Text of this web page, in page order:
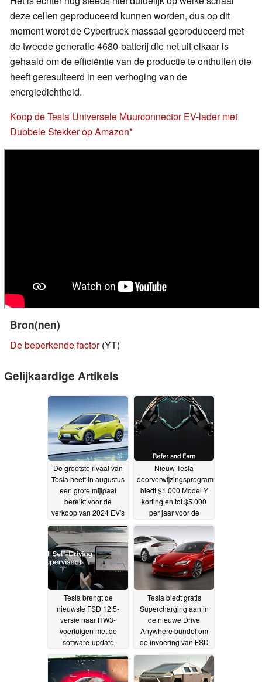
deze cellen geproduceerd kunnen worden, dus op dit
moment wordt de Cybertruck massaal geproduceerd met
de tweede generatie 4680-batterij die net uit elkaar is
gehaald om de efficiëntie van de productie te onthullen die
heeft geresulteerd in een verhoging van de
energiedichtheid.
Koop de Tesla Universele Muurconnector EV-lader met
Dubbele Stekker op Amazon
Bron(nen)
De beperkende factor(YT)
Gelijkaardige Artikels
De grootste rivaal van
Tesla heeft in augustus
een grote mijlpaal
bereikt voor de
verkoop van 2024 EV's
03-09-2024
Nieuw Tesla
doorverwijzingsprogramma
biedt $1.000 Model Y
korting en tot $5.000
per jaar voor de
doorverwijzer26-08-2024
Tesla brengt de
nieuwste FSD 12.5-
versie naar HW3-
voertuigen met de
software-update
2024.26.1522-08-2024
Tesla biedt gratis
Supercharging aan in
de nieuwe Drive
Anywhere bundel om
de invoering van FSD
te versnellen21-08-2024